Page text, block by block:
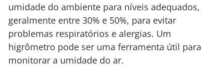
umidade do ambiente para níveis adequados,
geralmente entre 30% e 50%, para evitar
problemas respiratórios e alergias. Um
higrômetro pode ser uma ferramenta útil para
monitorar a umidade do ar.